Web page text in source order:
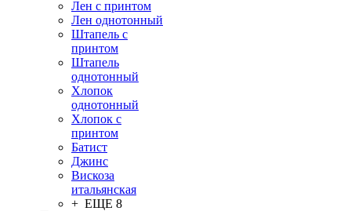
Лен с принтом
Лен однотонный
Штапель с
принтом
Штапель
однотонный
Хлопок
однотонный
Хлопок с
принтом
Батист
Джинс
Вискоза
итальянская
+ ЕЩЕ 8